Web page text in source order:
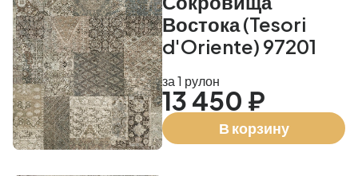
Востока (Tesori
d'Oriente) 97201
за 1 рулон
13 450 ₽
В корзину